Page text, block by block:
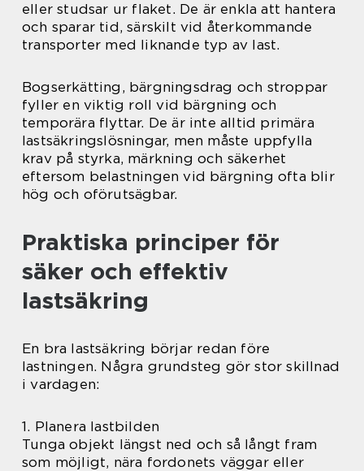
eller studsar ur flaket. De är enkla att hantera
och sparar tid, särskilt vid återkommande
transporter med liknande typ av last.
Bogserkätting, bärgningsdrag och stroppar
fyller en viktig roll vid bärgning och
temporära flyttar. De är inte alltid primära
lastsäkringslösningar, men måste uppfylla
krav på styrka, märkning och säkerhet
eftersom belastningen vid bärgning ofta blir
hög och oförutsägbar.
Praktiska principer för
säker och effektiv
lastsäkring
En bra lastsäkring börjar redan före
lastningen. Några grundsteg gör stor skillnad
i vardagen:
1. Planera lastbilden
Tunga objekt längst ned och så långt fram
som möjligt, nära fordonets väggar eller